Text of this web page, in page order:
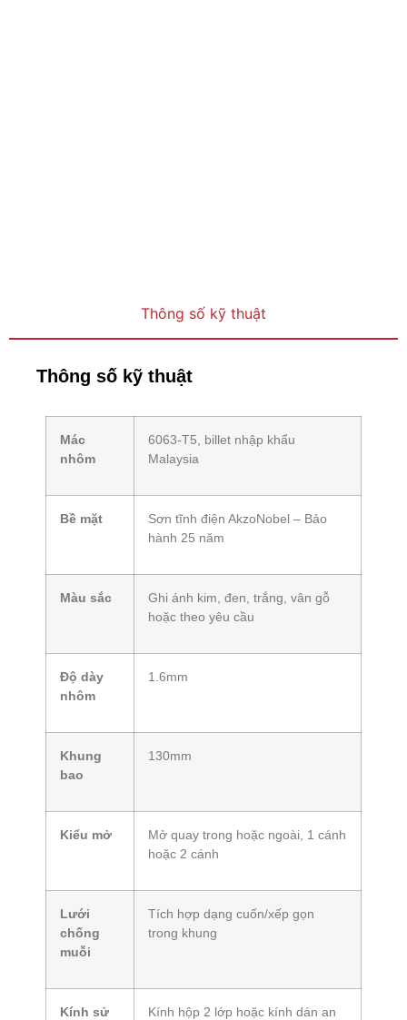
Thông số kỹ thuật
Thông số kỹ thuật
Mác
nhôm
6063-T5, billet nhập khẩu
Malaysia
Bề mặt
Sơn tĩnh điện AkzoNobel – Bảo
hành 25 năm
Màu sắc
Ghi ánh kim, đen, trắng, vân gỗ
hoặc theo yêu cầu
Độ dày
nhôm
1.6mm
Khung
bao
130mm
Kiểu mở
Mở quay trong hoặc ngoài, 1 cánh
hoặc 2 cánh
Lưới
chống
muỗi
Tích hợp dạng cuốn/xếp gọn
trong khung
Kính sử Kính hộp 2 lớp hoặc kính dán an